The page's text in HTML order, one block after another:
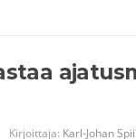
Kirjoittaja: Karl-Johan